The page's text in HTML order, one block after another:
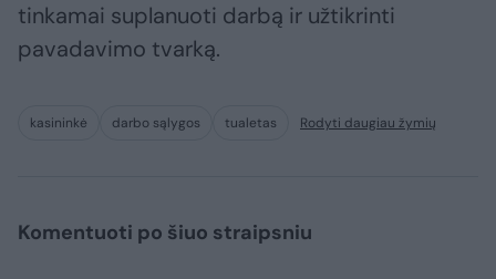
tinkamai suplanuoti darbą ir užtikrinti
pavadavimo tvarką.
kasininkė darbo sąlygos tualetas Rodyti daugiau žymių
Komentuoti po šiuo straipsniu